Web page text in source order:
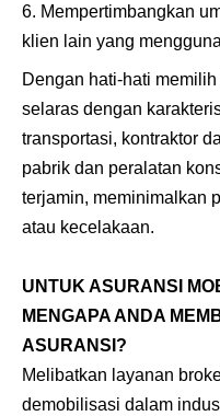
Mempertimbangkan
klien lain yang
Dengan hati-hati
selaras dengan
transportasi, kontraktor
pabrik dan peralatan
terjamin, meminimalkan
atau kecelakaan.
UNTUK ASURANSI
MENGAPA ANDA
ASURANSI?
Melibatkan layanan
demobilisasi dalam